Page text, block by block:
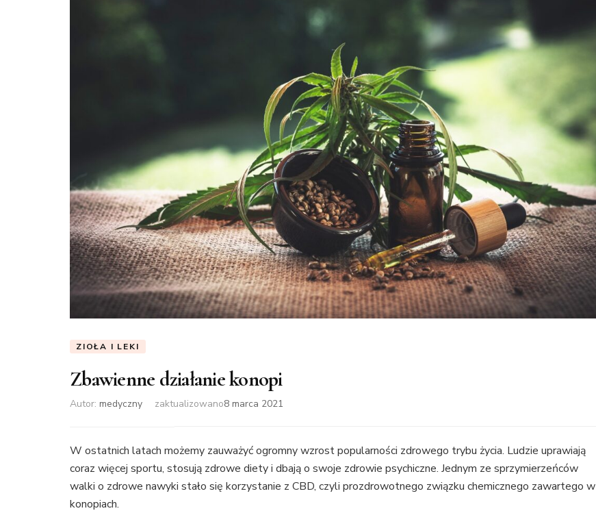
ZIOŁA I LEKI
Zbawienne działanie konopi
Autor: medyczny zaktualizowano8 marca 2021
W ostatnich latach możemy zauważyć ogromny wzrost popularności zdrowego trybu życia. Ludzie uprawiają
coraz więcej sportu, stosują zdrowe diety i dbają o swoje zdrowie psychiczne. Jednym ze sprzymierzeńców
walki o zdrowe nawyki stało się korzystanie z CBD, czyli prozdrowotnego związku chemicznego zawartego w
konopiach.